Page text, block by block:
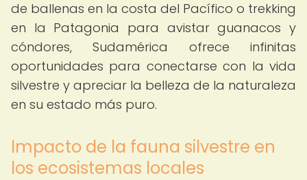
de ballenas en la costa del Pacífico o trekking
en la Patagonia para avistar guanacos y
cóndores, Sudamérica ofrece infinitas
oportunidades para conectarse con la vida
silvestre y apreciar la belleza de la naturaleza
en su estado más puro.
Impacto de la fauna silvestre en
los ecosistemas locales